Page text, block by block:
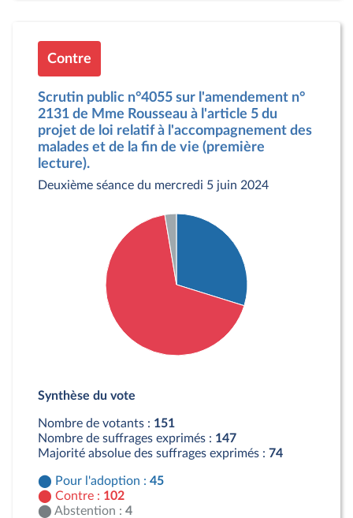
Contre
Scrutin public n°4055 sur l'amendement n°
2131 de Mme Rousseau à l'article 5 du
projet de loi relatif à l'accompagnement des
malades et de la fin de vie (première
lecture).
Deuxième séance du mercredi 5 juin 2024
Contre : 102 députés
Synthèse du vote
Nombre de votants : 151
Nombre de suffrages exprimés : 147
Majorité absolue des suffrages exprimés : 74
Pour l'adoption : 45
Contre : 102
Abstention : 4